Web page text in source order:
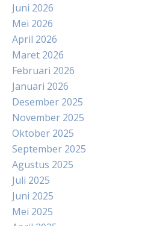
Juni 2026
Mei 2026
April 2026
Maret 2026
Februari 2026
Januari 2026
Desember 2025
November 2025
Oktober 2025
September 2025
Agustus 2025
Juli 2025
Juni 2025
Mei 2025